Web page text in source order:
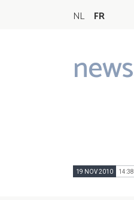
NL FR
Main
navigation
19 NOV 2010 14:38